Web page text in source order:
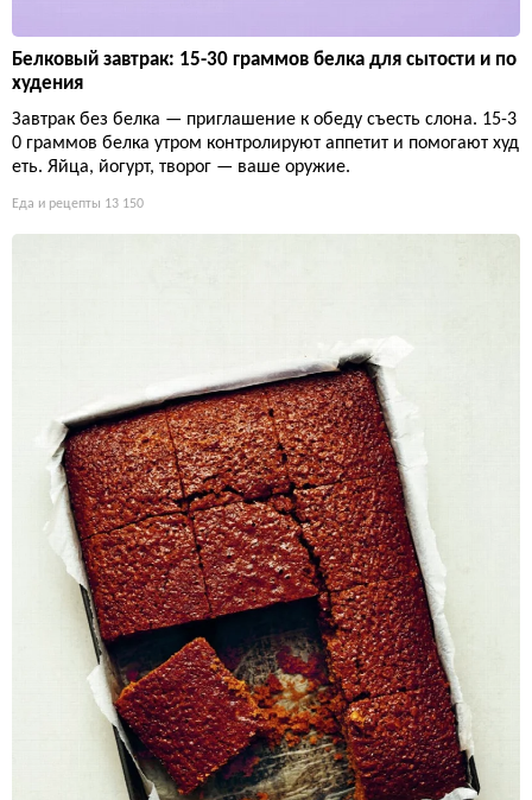
Белковый завтрак: 15-30 граммов белка для сытости и по
худения
Завтрак без белка — приглашение к обеду съесть слона. 15-3
0 граммов белка утром контролируют аппетит и помогают худ
еть. Яйца, йогурт, творог — ваше оружие.
Еда и рецепты 13 150